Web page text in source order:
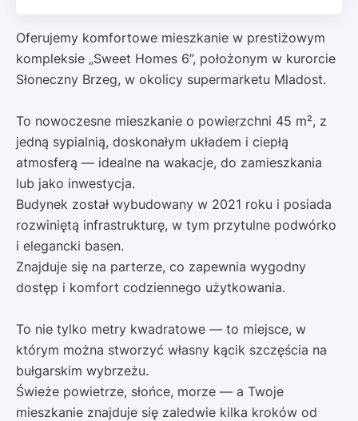
Oferujemy komfortowe mieszkanie w prestiżowym
kompleksie „Sweet Homes 6”, położonym w kurorcie
Słoneczny Brzeg, w okolicy supermarketu Mladost.
To nowoczesne mieszkanie o powierzchni 45 m², z
jedną sypialnią, doskonałym układem i ciepłą
atmosferą — idealne na wakacje, do zamieszkania
lub jako inwestycja.
Budynek został wybudowany w 2021 roku i posiada
rozwiniętą infrastrukturę, w tym przytulne podwórko
i elegancki basen.
Znajduje się na parterze, co zapewnia wygodny
dostęp i komfort codziennego użytkowania.
To nie tylko metry kwadratowe — to miejsce, w
którym można stworzyć własny kącik szczęścia na
bułgarskim wybrzeżu.
Świeże powietrze, słońce, morze — a Twoje
mieszkanie znajduje się zaledwie kilka kroków od